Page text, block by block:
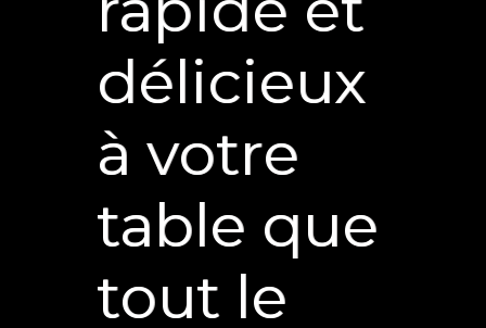
délicieux
à votre
table que
tout le